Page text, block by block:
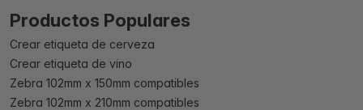
Productos Populares
Crear etiqueta de cerveza
Crear etiqueta de vino
Zebra 102mm x 150mm compatibles
Zebra 102mm x 210mm compatibles